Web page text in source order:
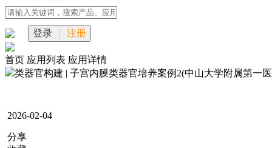
登录 注册
首页 应用列表 应用详情
类器官构建 | 子宫内膜类器官培养案例2(中山大学附属第一
2026-02-04
分享